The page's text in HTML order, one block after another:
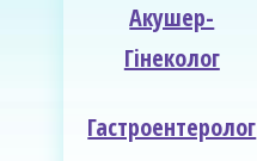
Акушер-
Гінеколог
Гастроентеролог